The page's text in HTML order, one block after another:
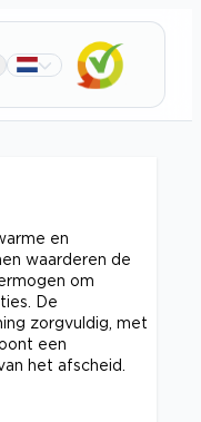
en
waarderen de
om
De
zorgvuldig, met
een
het afscheid.